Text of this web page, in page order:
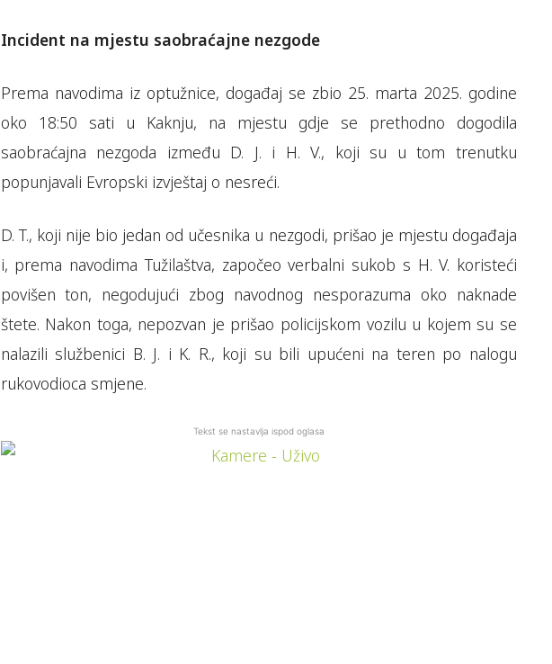
Incident na mjestu saobraćajne nezgode
Prema navodima iz optužnice, događaj se zbio 25. marta 2025. godine
oko 18:50 sati u Kaknju, na mjestu gdje se prethodno dogodila
saobraćajna nezgoda između D. J. i H. V., koji su u tom trenutku
popunjavali Evropski izvještaj o nesreći.
D. T., koji nije bio jedan od učesnika u nezgodi, prišao je mjestu događaja
i, prema navodima Tužilaštva, započeo verbalni sukob s H. V. koristeći
povišen ton, negodujući zbog navodnog nesporazuma oko naknade
štete. Nakon toga, nepozvan je prišao policijskom vozilu u kojem su se
nalazili službenici B. J. i K. R., koji su bili upućeni na teren po nalogu
rukovodioca smjene.
Tekst se nastavlja ispod oglasa